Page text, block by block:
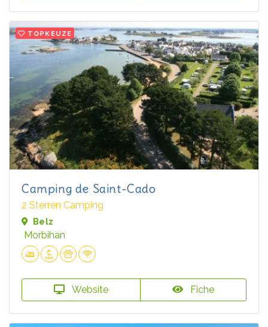
TOPKEUZE
Camping de Saint-Cado
2 Sterren Camping
Belz
Morbihan
Website Fiche